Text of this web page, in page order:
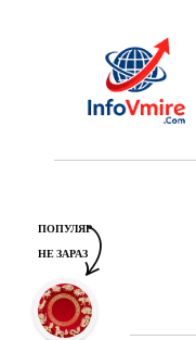
ПОПУЛЯР
НЕ ЗАРАЗ